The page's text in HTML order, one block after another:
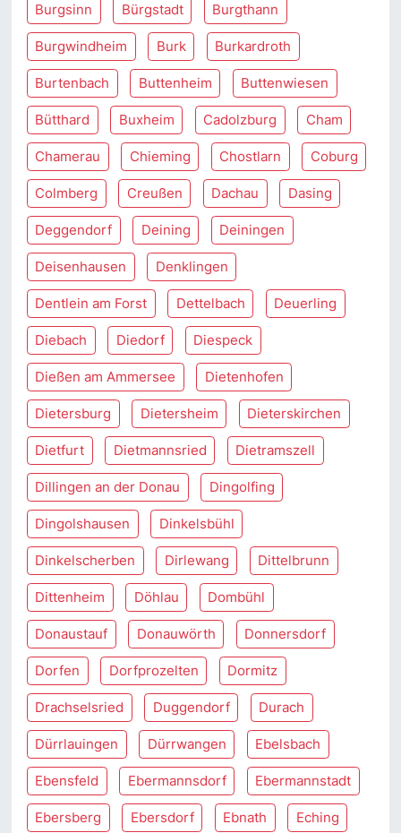
Burgsinn Bürgstadt Burgthann
Burgwindheim Burk Burkardroth
Burtenbach Buttenheim Buttenwiesen
Bütthard Buxheim Cadolzburg Cham
Chamerau Chieming Chostlarn Coburg
Colmberg Creußen Dachau Dasing
Deggendorf Deining Deiningen
Deisenhausen Denklingen
Dentlein am Forst Dettelbach Deuerling
Diebach Diedorf Diespeck
Dießen am Ammersee Dietenhofen
Dietersburg Dietersheim Dieterskirchen
Dietfurt Dietmannsried Dietramszell
Dillingen an der Donau Dingolfing
Dingolshausen Dinkelsbühl
Dinkelscherben Dirlewang Dittelbrunn
Dittenheim Döhlau Dombühl
Donaustauf Donauwörth Donnersdorf
Dorfen Dorfprozelten Dormitz
Drachselsried Duggendorf Durach
Dürrlauingen Dürrwangen Ebelsbach
Ebensfeld Ebermannsdorf Ebermannstadt
Ebersberg Ebersdorf Ebnath Eching